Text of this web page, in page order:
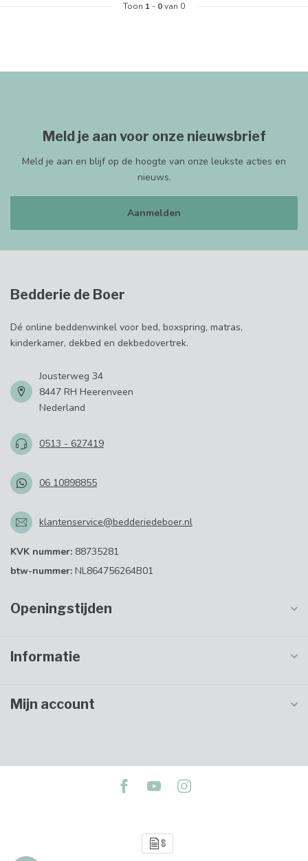
Toon 1 - 0van 0
Meld je aan voor onze nieuwsbrief
Meld je aan en blijf op de hoogte van onze leukste acties en
nieuws.
Aanmelden
Bedderie de Boer
Dé online beddenwinkel voor bed, boxspring, matras,
kinderkamer, dekbed en dekbedovertrek.
Jousterweg 34
8447 RH Heerenveen
Nederland
0513 - 627419
06 10898855
klantenservice@bedderiedeboer.nl
KVK nummer: 88735281
btw-nummer: NL864756264B01
Openingstijden
Informatie
Mijn account